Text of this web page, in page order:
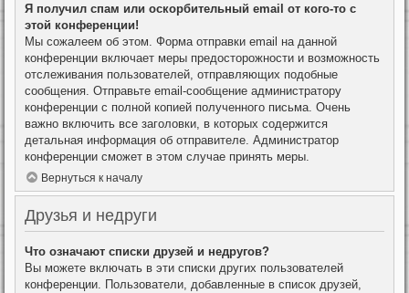
Я получил спам или оскорбительный email от кого-то с
этой конференции!
Мы сожалеем об этом. Форма отправки email на данной
конференции включает меры предосторожности и возможность
отслеживания пользователей, отправляющих подобные
сообщения. Отправьте email-сообщение администратору
конференции с полной копией полученного письма. Очень
важно включить все заголовки, в которых содержится
детальная информация об отправителе. Администратор
конференции сможет в этом случае принять меры.
Вернуться к началу
Друзья и недруги
Что означают списки друзей и недругов?
Вы можете включать в эти списки других пользователей
конференции. Пользователи, добавленные в список друзей,